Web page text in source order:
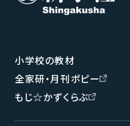
小学校の教材
全家研・月刊ポピー
もじ☆かずくらぶ